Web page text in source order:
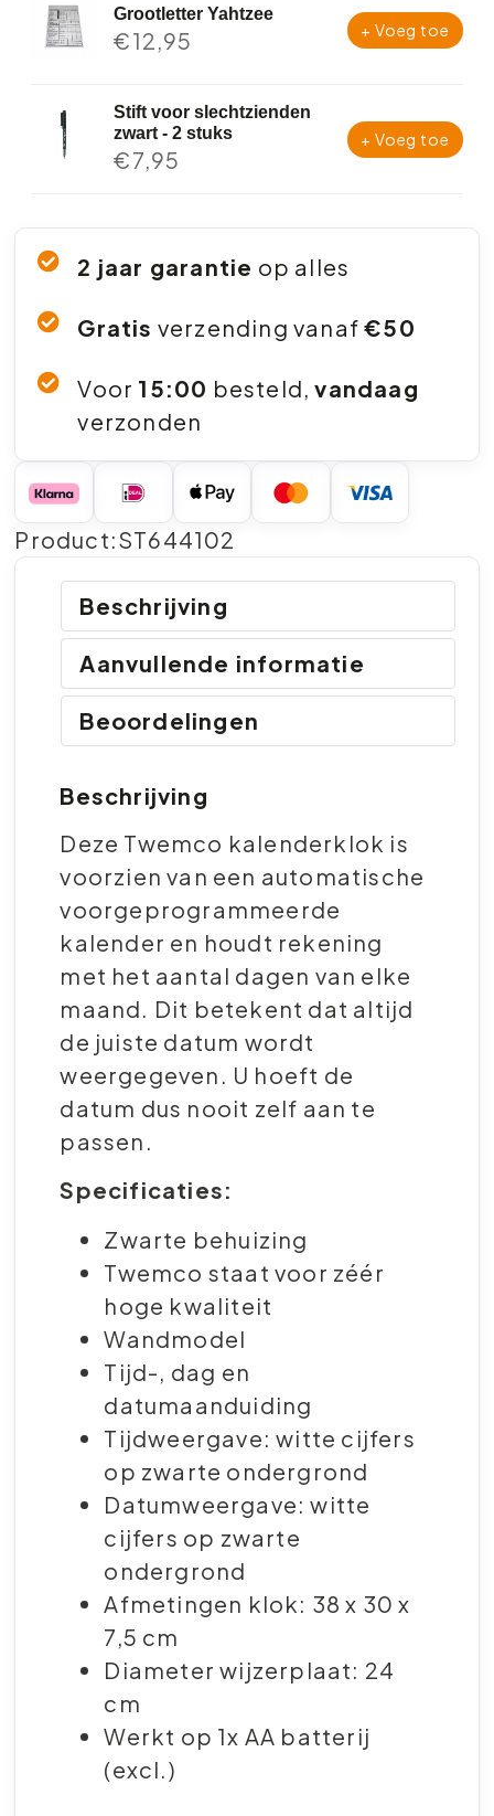
Grootletter Yahtzee
€12,95 + Voeg toe
Stift voor slechtzienden
zwart - 2 stuks
€7,95
+ Voeg toe
2 jaar garantie op alles
Gratis verzending vanaf€50
Voor 15:00 besteld,vandaag
verzonden
Product:ST644102
Beschrijving
Aanvullende informatie
Beoordelingen
Beschrijving
Deze Twemco kalenderklok is
voorzien van een automatische
voorgeprogrammeerde
kalender en houdt rekening
met het aantal dagen van elke
maand. Dit betekent dat altijd
de juiste datum wordt
weergegeven. U hoeft de
datum dus nooit zelf aan te
passen.
Specificaties:
Zwarte behuizing
Twemco staat voor zéér
hoge kwaliteit
Wandmodel
Tijd-, dag en
datumaanduiding
Tijdweergave: witte cijfers
op zwarte ondergrond
Datumweergave: witte
cijfers op zwarte
ondergrond
Afmetingen klok: 38 x 30 x
7,5 cm
Diameter wijzerplaat: 24
cm
Werkt op 1x AA batterij
(excl.)